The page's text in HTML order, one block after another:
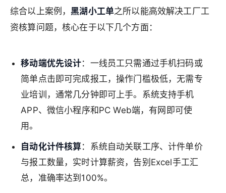
综合以上案例，黑湖小工单之所以能高效解决工厂工
资核算问题，核心在于以下几个方面：
移动端优先设计：一线员工只需通过手机扫码或
简单点击即可完成报工，操作门槛极低，无需专
业培训，通常几分钟即可上手。系统支持手机
APP、微信小程序和PC Web端，有网即可使
用。
自动化计件核算：系统自动关联工序、计件单价
与报工数量，实时计算薪资，告别Excel手工汇
总，准确率达到100%。